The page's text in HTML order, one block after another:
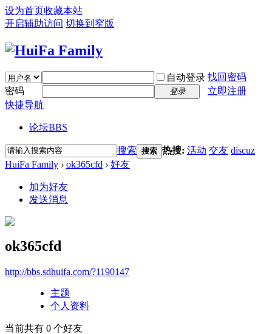
设为首页收藏本站
开启辅助访问 切换到窄版
自动登录 找回密码
密码
登录
立即注册
快捷导航
论坛BBS
搜索 搜索 热搜: 活动 交友 discuz
HuiFa Family › ok365cfd › 好友
加为好友
发送消息
ok365cfd
http://bbs.sdhuifa.com/?1190147
主题
个人资料
当前共有 0 个好友